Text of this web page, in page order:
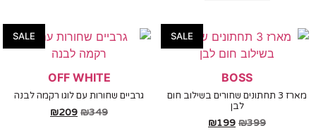
SALE
BOSS
מארז 3 תחתונים שחורים בשילוב חום
₪
₪199
SALE
OFF WHITE
גרביים שחורות עם לוגו רקמה לבנה
₪
₪209